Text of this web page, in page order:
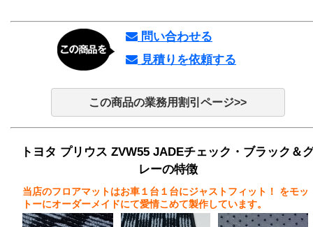
問い合わせる
見積りを依頼する
この商品の業務用割引ページ>>
トヨタ プリウス ZVW55 JADEチェック・ブラック＆
レーの特徴
当店のフロアマットはお車１台１台にジャストフィット！
をモッ
トーにオーダーメイドにて愛情こめて製作しています。